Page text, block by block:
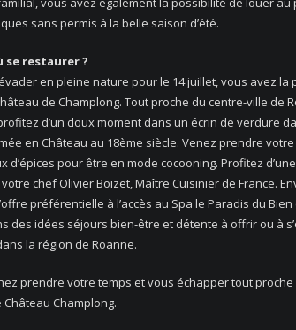
sans permis à la belle saison d’été.
se restaurer ?
en pleine nature pour le 14 juillet, vous avez la
de Champlong. Tout proche du centre-ville de
d’un doux moment dans un écrin de verdure
en Château au 18ème siècle. Venez prendre
d’épices pour être en mode cocooning. Profitez
chef Olivier Boizet, Maître Cuisinier de France.
préférentielle à l’accès au Spa le Paradis du
des idées séjours bien-être et détente à offrir ou à
la région de Roanne.
prendre votre temps et vous échapper tout
Champlong.